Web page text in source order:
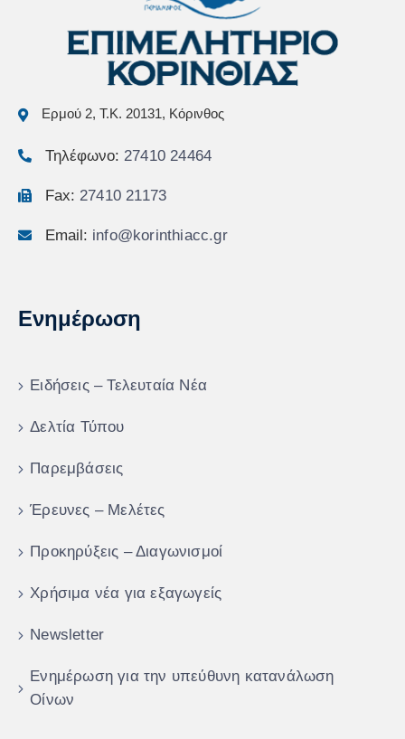
Ερμού 2, Τ.Κ. 20131, Κόρινθος
Τηλέφωνο: 27410 24464
Fax: 27410 21173
Email: info@korinthiacc.gr
Ενημέρωση
Ειδήσεις – Τελευταία Νέα
Δελτία Τύπου
Παρεμβάσεις
Έρευνες – Μελέτες
Προκηρύξεις – Διαγωνισμοί
Χρήσιμα νέα για εξαγωγείς
Newsletter
Ενημέρωση για την υπεύθυνη κατανάλωση
Οίνων